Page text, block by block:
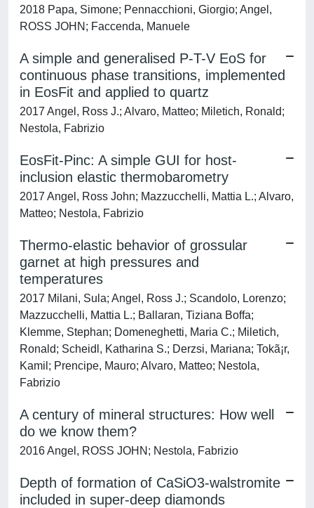
2018 Papa, Simone; Pennacchioni, Giorgio; Angel,
ROSS JOHN; Faccenda, Manuele
A simple and generalised P-T-V EoS for
continuous phase transitions, implemented
in EosFit and applied to quartz
2017 Angel, Ross J.; Alvaro, Matteo; Miletich, Ronald;
Nestola, Fabrizio
EosFit-Pinc: A simple GUI for host-
inclusion elastic thermobarometry
2017 Angel, Ross John; Mazzucchelli, Mattia L.; Alvaro,
Matteo; Nestola, Fabrizio
Thermo-elastic behavior of grossular
garnet at high pressures and
temperatures
2017 Milani, Sula; Angel, Ross J.; Scandolo, Lorenzo;
Mazzucchelli, Mattia L.; Ballaran, Tiziana Boffa;
Klemme, Stephan; Domeneghetti, Maria C.; Miletich,
Ronald; Scheidl, Katharina S.; Derzsi, Mariana; Tokã¡r,
Kamil; Prencipe, Mauro; Alvaro, Matteo; Nestola,
Fabrizio
A century of mineral structures: How well
do we know them?
2016 Angel, ROSS JOHN; Nestola, Fabrizio
Depth of formation of CaSiO3-walstromite
included in super-deep diamonds